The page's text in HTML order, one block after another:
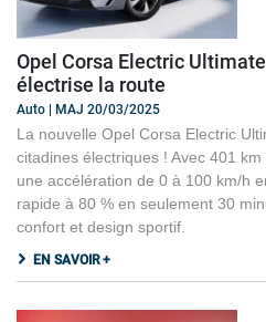
Opel Corsa Electric
électrise la route
Auto | MAJ 20/03/2025
La nouvelle Opel Corsa Electric
citadines électriques ! Avec 401 km
une accélération de 0 à 100 km/h
rapide à 80 % en seulement 30
confort et design sportif.
EN SAVOIR +